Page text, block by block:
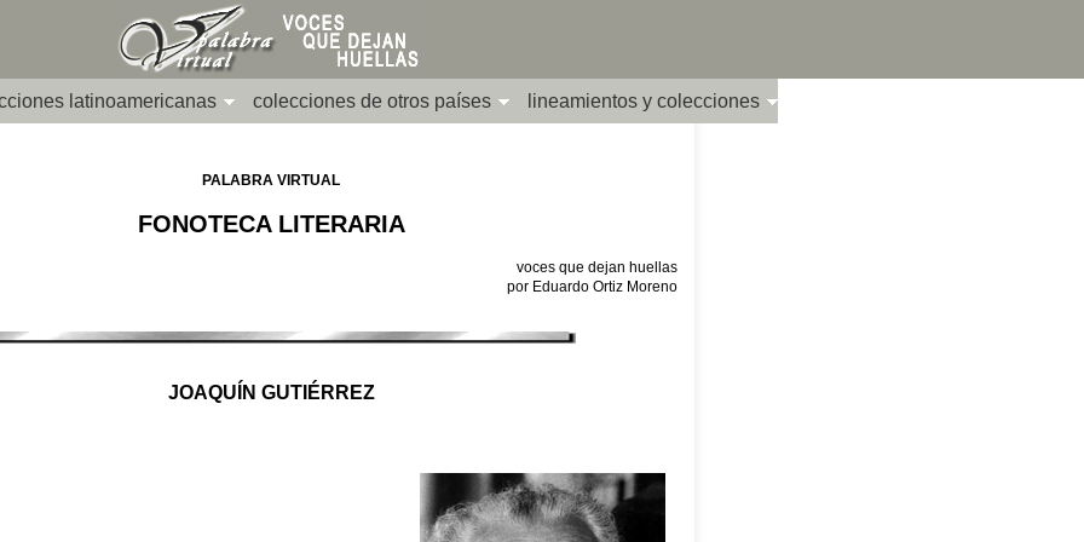
latinoamericanas colecciones de otros países lineamientos y colecciones
PALABRA VIRTUAL
FONOTECA LITERARIA
voces que dejan huellas
por Eduardo Ortiz Moreno
JOAQUÍN GUTIÉRREZ